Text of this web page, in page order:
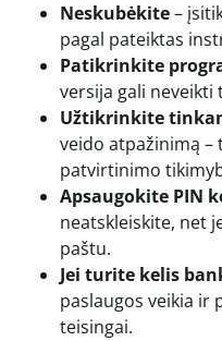
Neskubėkite–
pagal pateiktas
Patikrinkite
versija gali neveikti
Užtikrinkite
veido atpažinimą –
patvirtinimo
Apsaugokite PIN
neatskleiskite, net
paštu.
Jei turite kelis
paslaugos veikia ir
teisingai.